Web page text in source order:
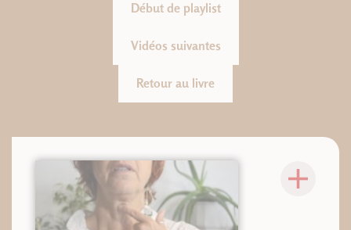
Début de playlist
Vidéos suivantes
Retour au livre